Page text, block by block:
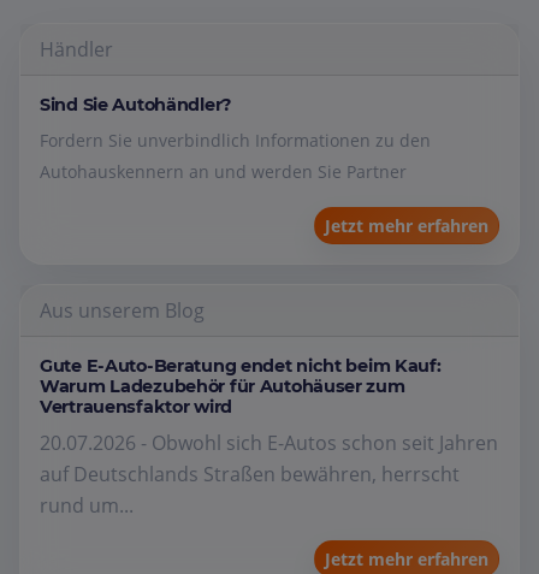
Händler
Sind Sie Autohändler?
Fordern Sie unverbindlich Informationen zu den
Autohauskennern an und werden Sie Partner
Jetzt mehr erfahren
Aus unserem Blog
Gute E-Auto-Beratung endet nicht beim Kauf:
Warum Ladezubehör für Autohäuser zum
Vertrauensfaktor wird
20.07.2026 - Obwohl sich E-Autos schon seit Jahren
auf Deutschlands Straßen bewähren, herrscht
rund um...
Jetzt mehr erfahren